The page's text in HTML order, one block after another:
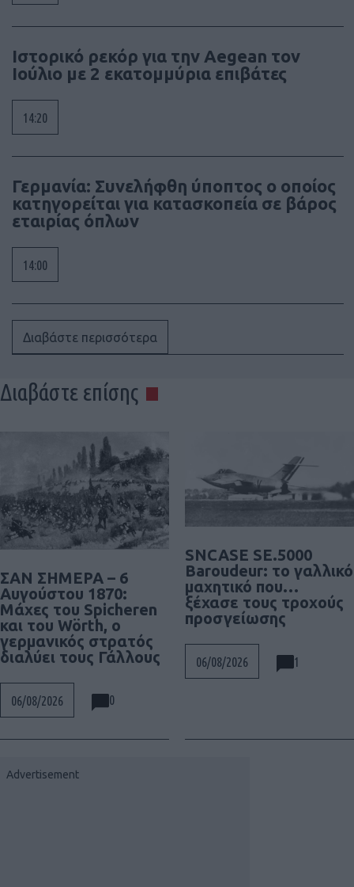
Ιστορικό ρεκόρ για την Aegean τον
Ιούλιο με 2 εκατομμύρια επιβάτες
14:20
Γερμανία: Συνελήφθη ύποπτος ο οποίος
κατηγορείται για κατασκοπεία σε βάρος
εταιρίας όπλων
14:00
Διαβάστε περισσότερα
Διαβάστε επίσης
ΣΑΝ ΣΗΜΕΡΑ – 6
Αυγούστου 1870:
Μάχες του Spicheren
και του Wörth, ο
γερμανικός στρατός
διαλύει τους Γάλλους
06/08/2026 0
SNCASE SE.5000
Baroudeur: το γαλλικό
μαχητικό που…
ξέχασε τους τροχούς
προσγείωσης
06/08/2026 1